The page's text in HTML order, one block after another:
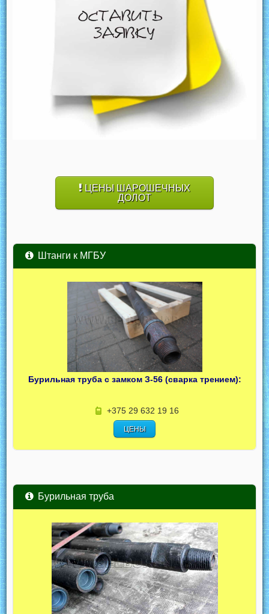
ЦЕНЫ ШАРОШЕЧНЫХ
ДОЛОТ
Штанги к МГБУ
Бурильная труба с замком З-56 (сварка трением):
+375 29 632 19 16
ЦЕНЫ
Бурильная труба